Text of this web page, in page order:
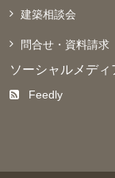
建築相談会
問合せ・資料請求
ソーシャルメディ
Feedly